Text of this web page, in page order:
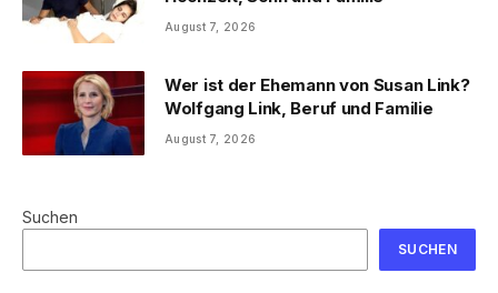
August 7, 2026
Wer ist der Ehemann von Susan Link?
Wolfgang Link, Beruf und Familie
August 7, 2026
Suchen
SUCHEN